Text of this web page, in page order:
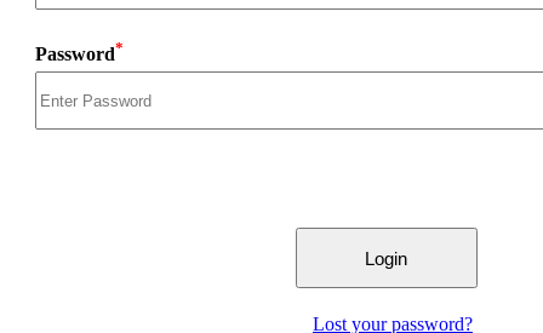
Password*
Lost your password?